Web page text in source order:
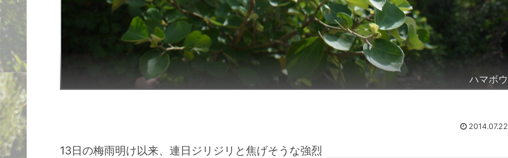
ハマボウ
2014.07.22
13日の梅雨明け以来、連日ジリジリと焦げそうな強烈